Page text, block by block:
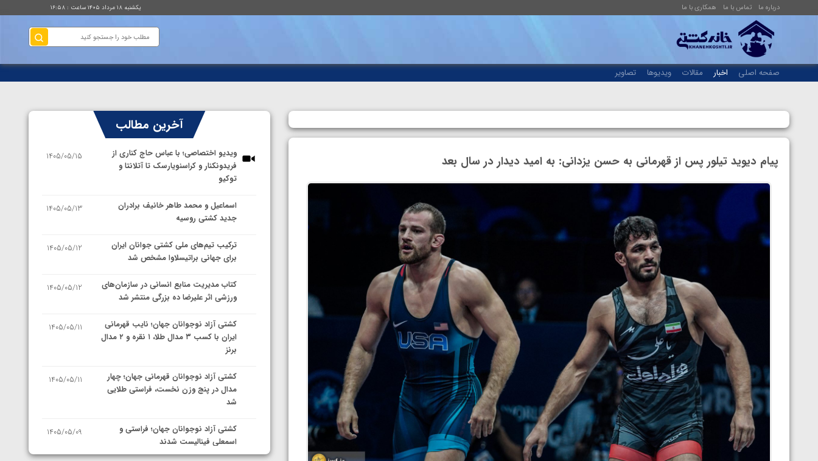
درباره ما تماس با ما همکاری با ما یکشنبه ۱۸ مرداد ۱۴۰۵ ساعت : ۱۶:۵۸
صفحه اصلی اخبار مقالات ویدیوها تصاویر
پیام دیوید تیلور پس از قهرمانی به حسن یزدانی: به امید دیدار در سال بعد
آخرین مطالب
ویدیو اختصاصی؛ با عباس حاج کناری از
فریدونکنار و کراسنویارسک تا آتلانتا و
توکیو
1405/05/15
اسماعیل و محمد طاهر خانیف برادران
جدید کشتی روسیه
1405/05/13
ترکیب تیم‌های ملی کشتی جوانان ایران
برای جهانی براتیسلاوا مشخص شد
1405/05/12
کتاب مدیریت منابع انسانی در سازمان‌های
ورزشی اثر علیرضا ده بزرگی منتشر شد
1405/05/12
کشتی آزاد نوجوانان جهان؛ نایب قهرمانی
ایران با کسب ۳ مدال طلا، ۱ نقره و ۲ مدال
برنز
1405/05/11
کشتی آزاد نوجوانان قهرمانی جهان؛ چهار
مدال در پنج وزن نخست، فراستی طلایی
شد
1405/05/11
کشتی آزاد نوجوانان جهان؛ فراستی و
اسمعلی فینالیست شدند
1405/05/09